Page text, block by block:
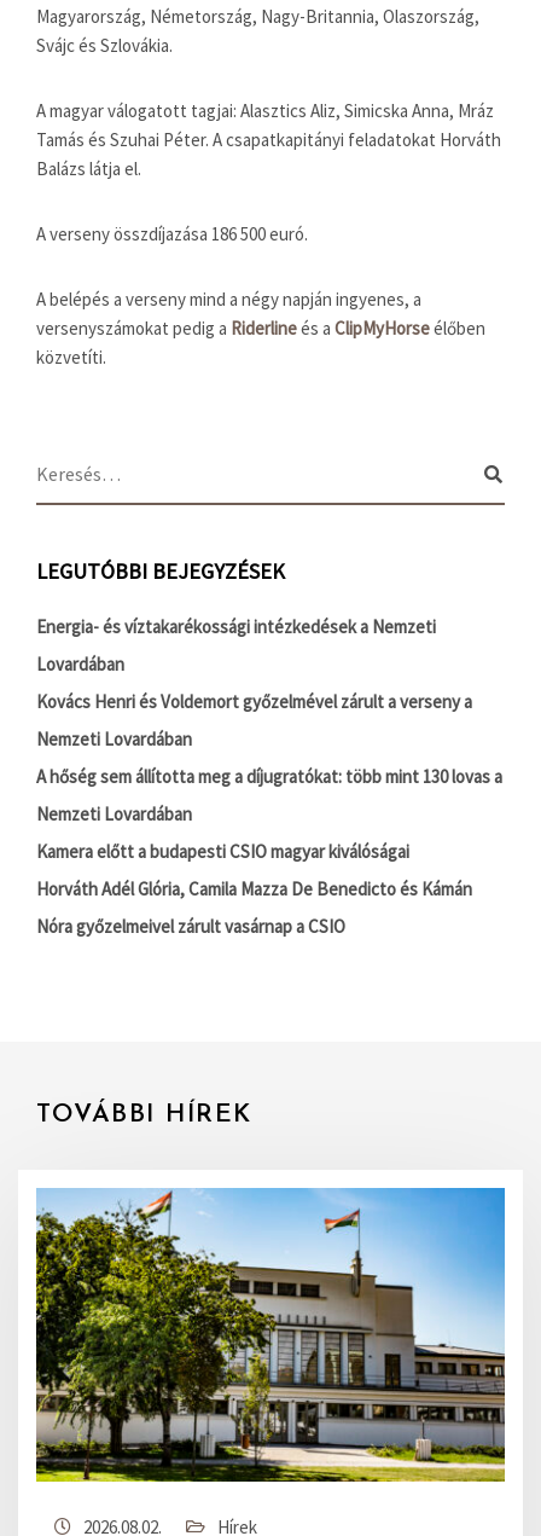
Magyarország, Németország, Nagy-Britannia, Olaszország,
Svájc és Szlovákia.
A magyar válogatott tagjai: Alasztics Aliz, Simicska Anna, Mráz
Tamás és Szuhai Péter. A csapatkapitányi feladatokat Horváth
Balázs látja el.
A verseny összdíjazása 186 500 euró.
A belépés a verseny mind a négy napján ingyenes, a
versenyszámokat pedig a Riderlineés a ClipMyHorseélőben
közvetíti.
LEGUTÓBBI BEJEGYZÉSEK
Energia- és víztakarékossági intézkedések a Nemzeti
Lovardában
Kovács Henri és Voldemort győzelmével zárult a verseny a
Nemzeti Lovardában
A hőség sem állította meg a díjugratókat: több mint 130 lovas a
Nemzeti Lovardában
Kamera előtt a budapesti CSIO magyar kiválóságai
Horváth Adél Glória, Camila Mazza De Benedicto és Kámán
Nóra győzelmeivel zárult vasárnap a CSIO
TOVÁBBI HÍREK
2026.08.02. Hírek